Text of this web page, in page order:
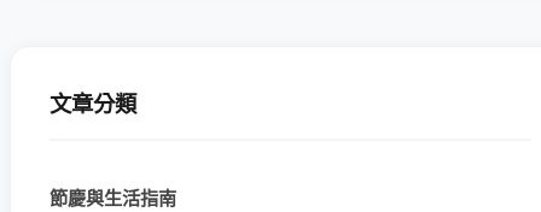
文章分類
節慶與生活指南